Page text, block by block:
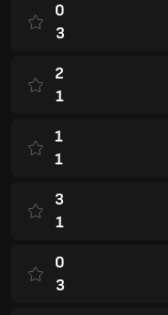
0
3
2
1
1
1
3
1
0
3